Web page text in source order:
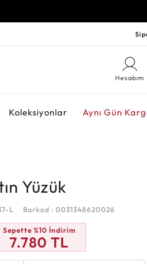
Hesabım
Koleksiyonlar Aynı Gün
Yüzük
L Barkod : 0031348620026
Sepette %10 İndirim
7.780TL